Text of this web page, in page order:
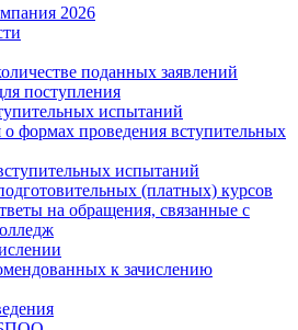
2026
поданных заявлений
поступления
испытаний
формах проведения вступительных
испытаний
(платных) курсов
на обращения, связанные с
к зачислению